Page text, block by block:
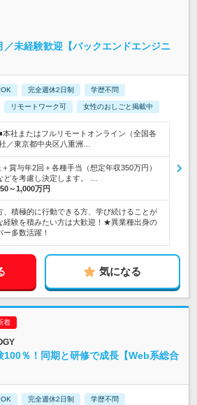
／未経験歓迎【バックエンドエンジニ
完全週休2日制 学歴不問
リモートワーク可 女性のおしごと掲載中
本社またはフルリモートオンライン（全国各
／東京都中央区八重洲…
賞与年2回＋各種手当（想定年収350万円）
を考慮し決定します。 …
～1,000万円
積極的に行動できる方、学び続けることが
経験を積みたい方は大歓迎！★異業種出身の
多数活躍！
気になる
100％！同期と研修で成長【Web系総合
完全週休2日制 学歴不問